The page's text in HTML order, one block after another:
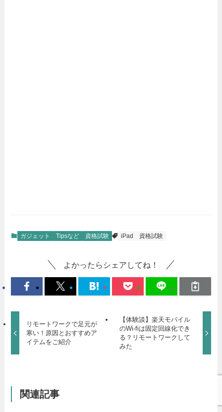
ガジェット Tipsなど 資格試験 iPad 資格試験
よかったらシェアしてね！
リモートワークで足元が
寒い！原因とおすすめア
イテムをご紹介
【体験談】楽天モバイル
のWi-fiは固定回線化でき
る？リモートワークして
みた
関連記事